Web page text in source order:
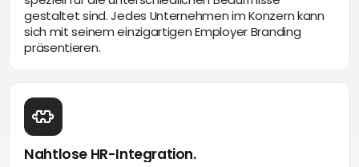
gestaltet sind. Jedes Unternehmen im Konzern kann
sich mit seinem einzigartigen Employer Branding
präsentieren.
Nahtlose HR-Integration.